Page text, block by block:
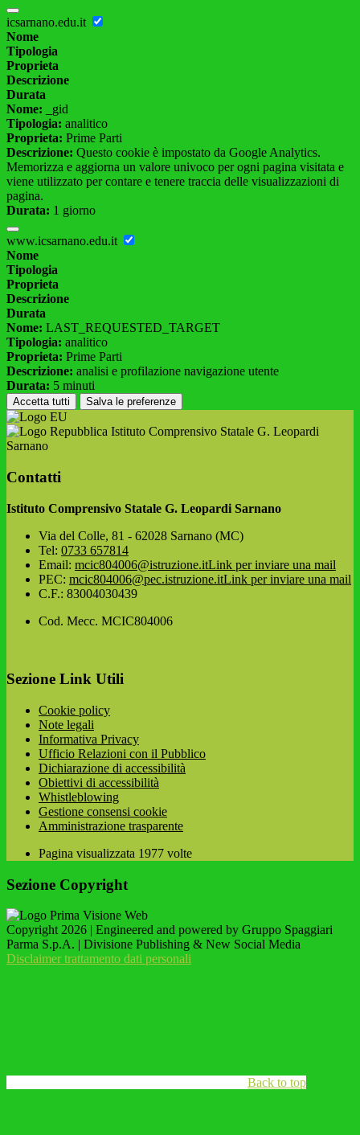
icsarnano.edu.it
Nome
Tipologia
Proprieta
Descrizione
Durata
Nome: _gid
Tipologia: analitico
Proprieta: Prime Parti
Descrizione: Questo cookie è impostato da Google Analytics.
Memorizza e aggiorna un valore univoco per ogni pagina visitata e
viene utilizzato per contare e tenere traccia delle visualizzazioni di
pagina.
Durata: 1 giorno
www.icsarnano.edu.it
Nome
Tipologia
Proprieta
Descrizione
Durata
Nome: LAST_REQUESTED_TARGET
Tipologia: analitico
Proprieta: Prime Parti
Descrizione: analisi e profilazione navigazione utente
Durata: 5 minuti
Accetta tutti Salva le preferenze
Istituto Comprensivo Statale G. Leopardi
Sarnano
Contatti
Istituto Comprensivo Statale G. Leopardi Sarnano
Via del Colle, 81 - 62028 Sarnano (MC)
Tel: 0733 657814
Email: mcic804006@istruzione.itLink per inviare una mail
PEC: mcic804006@pec.istruzione.itLink per inviare una mail
C.F.: 83004030439
Cod. Mecc. MCIC804006
Sezione Link Utili
Cookie policy
Note legali
Informativa Privacy
Ufficio Relazioni con il Pubblico
Dichiarazione di accessibilità
Obiettivi di accessibilità
Whistleblowing
Gestione consensi cookie
Amministrazione trasparente
Pagina visualizzata 1977 volte
Sezione Copyright
Copyright 2026 | Engineered and powered by Gruppo Spaggiari
Parma S.p.A. | Divisione Publishing & New Social Media
Disclaimer trattamento dati personali
Back to top